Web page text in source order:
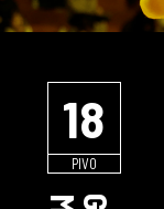
18
PIVO